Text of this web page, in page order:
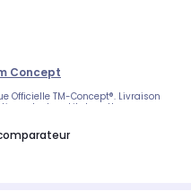
Concept
Officielle TM-Concept®. Livraison
- Inclus : kit de nettoyage